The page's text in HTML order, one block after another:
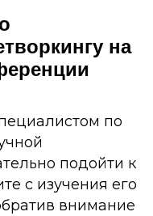
на
по
подойти к
с изучения его
внимание